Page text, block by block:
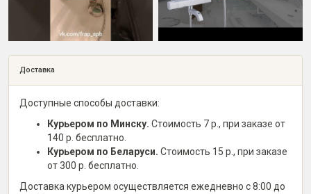
Доставка
Доступные способы доставки:
Курьером по Минску. Стоимость 7 р., при заказе от
140 р. бесплатно.
Курьером по Беларуси. Стоимость 15 р., при заказе
от 300 р. бесплатно.
Доставка курьером осуществляется ежедневно с 8:00 до